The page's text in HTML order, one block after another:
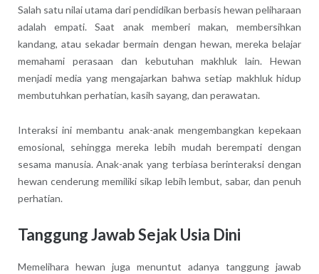
Salah satu nilai utama dari pendidikan berbasis hewan peliharaan
adalah empati. Saat anak memberi makan, membersihkan
kandang, atau sekadar bermain dengan hewan, mereka belajar
memahami perasaan dan kebutuhan makhluk lain. Hewan
menjadi media yang mengajarkan bahwa setiap makhluk hidup
membutuhkan perhatian, kasih sayang, dan perawatan.
Interaksi ini membantu anak-anak mengembangkan kepekaan
emosional, sehingga mereka lebih mudah berempati dengan
sesama manusia. Anak-anak yang terbiasa berinteraksi dengan
hewan cenderung memiliki sikap lebih lembut, sabar, dan penuh
perhatian.
Tanggung Jawab Sejak Usia Dini
Memelihara hewan juga menuntut adanya tanggung jawab